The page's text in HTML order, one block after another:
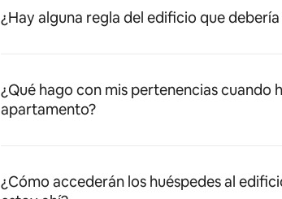
¿Hay alguna regla del edificio que
¿Qué hago con mis pertenencias cuando
apartamento?
¿Cómo accederán los huéspedes al